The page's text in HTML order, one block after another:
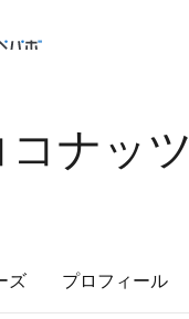
コナッツ
ズ プロフィール